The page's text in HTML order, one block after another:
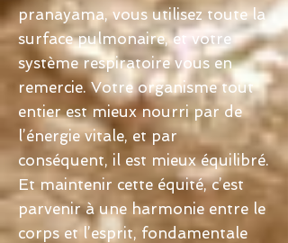
pranayama, vous utilisez toute la
surface pulmonaire, et votre
système respiratoire vous en
remercie. Votre organisme tout
entier est mieux nourri par de
l’énergie vitale, et par
conséquent, il est mieux équilibré.
Et maintenir cette équité, c’est
parvenir à une harmonie entre le
corps et l’esprit, fondamentale